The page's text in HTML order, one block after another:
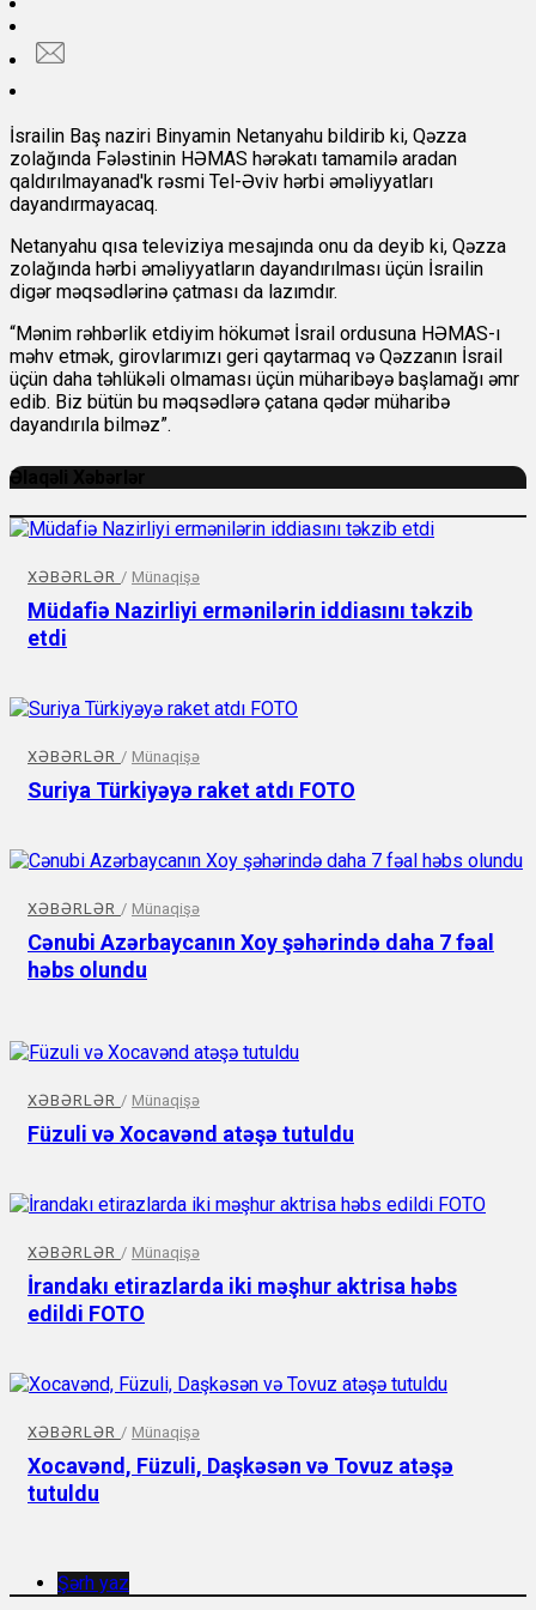
İsrailin Baş naziri Binyamin Netanyahu bildirib ki, Qəzza
zolağında Fələstinin HƏMAS hərəkatı tamamilə aradan
qaldırılmayanad'k rəsmi Tel-Əviv hərbi əməliyyatları
dayandırmayacaq.
Netanyahu qısa televiziya mesajında ​​onu da deyib ki, Qəzza
zolağında hərbi əməliyyatların dayandırılması üçün İsrailin
digər məqsədlərinə çatması da lazımdır.
“Mənim rəhbərlik etdiyim hökumət İsrail ordusuna HƏMAS-ı
məhv etmək, girovlarımızı geri qaytarmaq və Qəzzanın İsrail
üçün daha təhlükəli olmaması üçün müharibəyə başlamağı əmr
edib. Biz bütün bu məqsədlərə çatana qədər müharibə
dayandırıla bilməz”.
Əlaqəli Xəbərlər
XƏBƏRLƏR / Münaqişə
Müdafiə Nazirliyi ermənilərin iddiasını təkzib
etdi
XƏBƏRLƏR / Münaqişə
Suriya Türkiyəyə raket atdı FOTO
XƏBƏRLƏR / Münaqişə
Cənubi Azərbaycanın Xoy şəhərində daha 7 fəal
həbs olundu
XƏBƏRLƏR / Münaqişə
Füzuli və Xocavənd atəşə tutuldu
XƏBƏRLƏR / Münaqişə
İrandakı etirazlarda iki məşhur aktrisa həbs
edildi FOTO
XƏBƏRLƏR / Münaqişə
Xocavənd, Füzuli, Daşkəsən və Tovuz atəşə
tutuldu
Şərh yaz